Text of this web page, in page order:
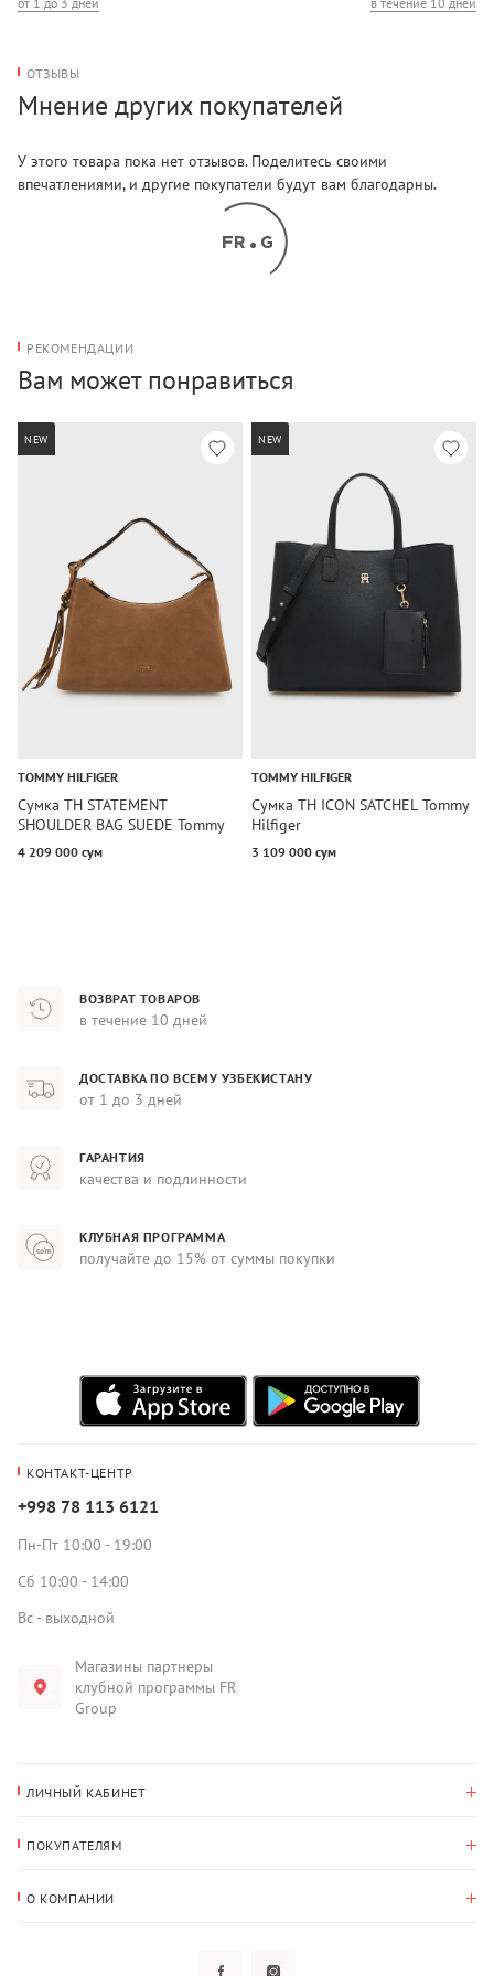
ОТЗЫВЫ
Мнение других покупателей
У этого товара пока нет отзывов. Поделитесь своими
впечатлениями, и другие покупатели будут вам благодарны.
РЕКОМЕНДАЦИИ
Вам может понравиться
NEW
TOMMY HILFIGER
Сумка TH STATEMENT
SHOULDER BAG SUEDE Tommy
Hilfiger
4 209 000 сум
NEW
TOMMY HILFIGER
Сумка TH ICON SATCHEL Tommy
Hilfiger
3 109 000 сум
ВОЗВРАТ ТОВАРОВ
в течение 10 дней
ДОСТАВКА ПО ВСЕМУ УЗБЕКИСТАНУ
от 1 до 3 дней
ГАРАНТИЯ
качества и подлинности
КЛУБНАЯ ПРОГРАММА
получайте до 15% от суммы покупки
КОНТАКТ-ЦЕНТР
+998 78 113 6121
Пн-Пт 10:00 - 19:00
Сб 10:00 - 14:00
Вс - выходной
Магазины партнеры
клубной программы FR
Group
ЛИЧНЫЙ КАБИНЕТ
Адрес для доставки
ПОКУПАТЕЛЯМ
О КОМПАНИИ
Политика конфиденциальности